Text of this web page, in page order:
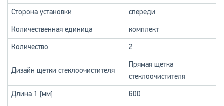
Сторона установки
спереди
Количественная единица
комплект
Количество
2
Дизайн щетки стеклоочистителя
Прямая щетка
стеклоочистителя
Длина 1 [мм]
600